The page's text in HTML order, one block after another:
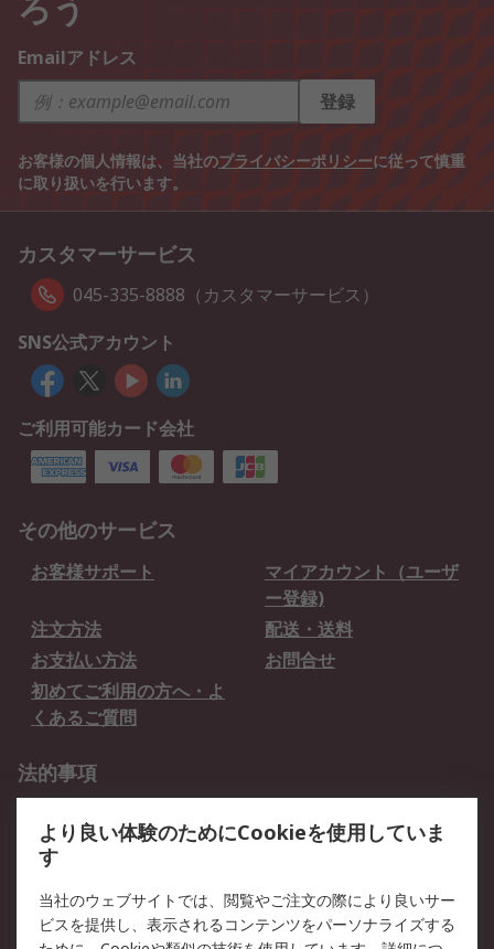
Emailアドレス
登録
お客様の個人情報は、当社のプライバシーポリシーに従って慎重
に取り扱いを行います。
カスタマーサービス
045-335-8888（カスタマーサービス）
SNS公式アカウント
ご利用可能カード会社
その他のサービス
お客様サポート
マイアカウント（ユーザ
ー登録)
注文方法
配送・送料
お支払い方法
お問合せ
初めてご利用の方へ・よ
くあるご質問
法的事項
クッキーポリシー
RSについて
会社概要 採用情報
より良い体験のためにCookieを使用していま
す
当社のウェブサイトでは、閲覧やご注文の際により良いサー
ビスを提供し、表示されるコンテンツをパーソナライズする